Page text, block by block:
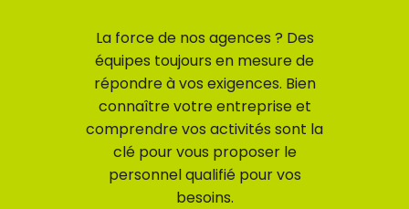
La force de nos agences ? Des
équipes toujours en mesure de
répondre à vos exigences. Bien
connaître votre entreprise et
comprendre vos activités sont la
clé pour vous proposer le
personnel qualifié pour vos
besoins.